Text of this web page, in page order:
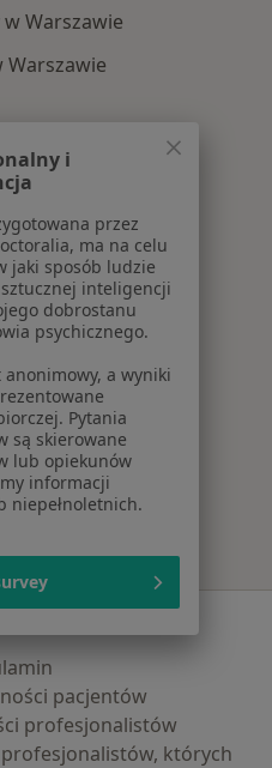
Warszawie
Warszawie
Najczęście leczone
w Warszawie
w Warszawie
w Warszawie
w Warszawie
w Warszawie
Najpopularniejsze
pacjentów
profesjonalistów
których
i
przez
ma na celu
jaki sposób ludzie
inteligencji
dobrostanu
psychicznego.
anonimowy, a wyniki
Pytania
są skierowane
lub opiekunów
informacji
niepełnoletnich.